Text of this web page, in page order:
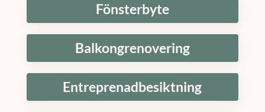
Fönsterbyte
Balkongrenovering
Entreprenadbesiktning